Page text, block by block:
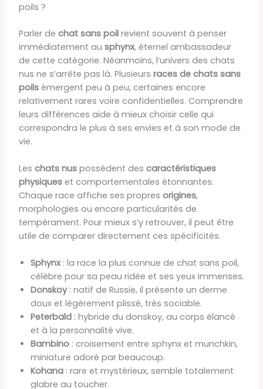
poils ?
Parler de chat sans poilrevient souvent à penser
immédiatement au sphynx, éternel ambassadeur
de cette catégorie. Néanmoins, l’univers des chats
nus ne s’arrête pas là. Plusieurs races de chats sans
poilsémergent peu à peu, certaines encore
relativement rares voire confidentielles. Comprendre
leurs différences aide à mieux choisir celle qui
correspondra le plus à ses envies et à son mode de
vie.
Les chats nuspossèdent des caractéristiques
physiqueset comportementales étonnantes.
Chaque race affiche ses propres origines,
morphologies ou encore particularités de
tempérament. Pour mieux s’y retrouver, il peut être
utile de comparer directement ces spécificités.
Sphynx: la race la plus connue de chat sans poil,
célèbre pour sa peau ridée et ses yeux immenses.
Donskoy: natif de Russie, il présente un derme
doux et légèrement plissé, très sociable.
Peterbald: hybride du donskoy, au corps élancé
et à la personnalité vive.
Bambino: croisement entre sphynx et munchkin,
miniature adoré par beaucoup.
Kohana: rare et mystérieux, semble totalement
glabre au toucher.